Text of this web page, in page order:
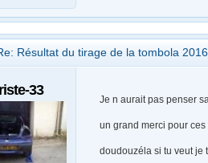
Résultat du tirage de la tombola 2016
33
Je n aurait pas penser
un grand merci pour ces
doudouzéla si tu veut je